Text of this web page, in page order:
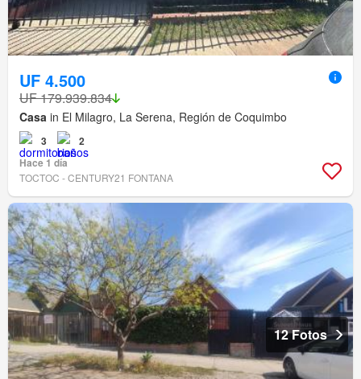
UF 4.500
UF 179.939.834
Casa in El Milagro, La Serena, Región de Coquimbo
3
2
Hace 1 día
TOCTOC - CENTURY21 FONTANA
12 Fotos